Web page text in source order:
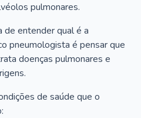
pulmonares.
de entender qual é a
pneumologista é pensar que
doenças pulmonares e
de saúde que o